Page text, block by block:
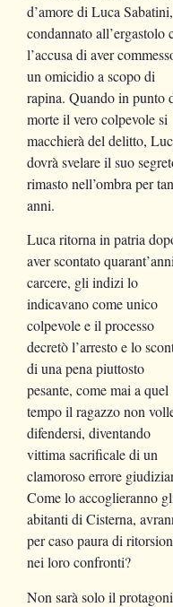
d’amore di Luca Sabatini,
condannato all’ergastolo
l’accusa di aver
un omicidio a scopo di
rapina. Quando in punto
morte il vero colpevole si
macchierà del delitto,
dovrà svelare il suo
rimasto nell’ombra per
anni.
Luca ritorna in patria
aver scontato
carcere, gli indizi lo
indicavano come unico
colpevole e il processo
decretò l’arresto e lo
di una pena piuttosto
pesante, come mai a quel
tempo il ragazzo non
difendersi, diventando
vittima sacrificale di un
clamoroso errore
Come lo accoglieranno
abitanti di Cisterna,
per caso paura di
nei loro confronti?
Non sarà solo il